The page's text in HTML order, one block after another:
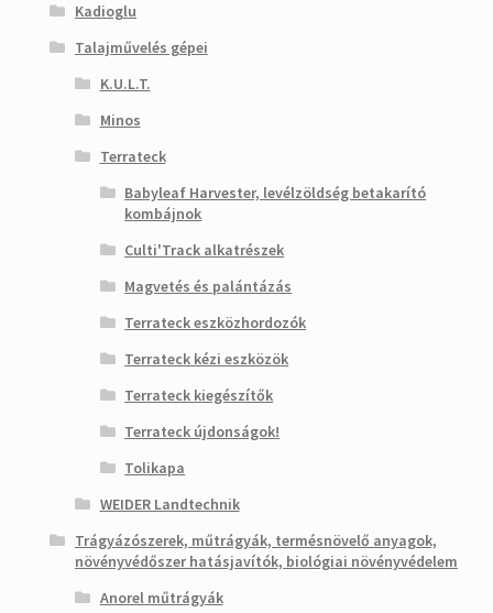
Kadioglu
Talajművelés gépei
K.U.L.T.
Minos
Terrateck
Babyleaf Harvester, levélzöldség betakarító
kombájnok
Culti'Track alkatrészek
Magvetés és palántázás
Terrateck eszközhordozók
Terrateck kézi eszközök
Terrateck kiegészítők
Terrateck újdonságok!
Tolikapa
WEIDER Landtechnik
Trágyázószerek, műtrágyák, termésnövelő anyagok,
növényvédőszer hatásjavítók, biológiai növényvédelem
Anorel műtrágyák